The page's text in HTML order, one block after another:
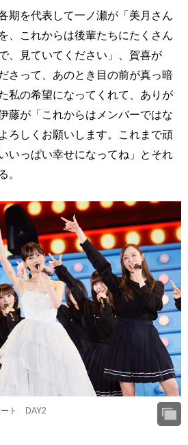
期を代表して一ノ瀬が「美月さん
、これからは後輩たちにたくさん
、見ていてください」、賀喜が
さって、あのとき目の前が真っ暗
私の希望になってくれて、ありが
藤が「これからはメンバーではな
ろしくお願いします。これまで頑
いっぱい幸せになってね」とそれ
。
ート DAY2